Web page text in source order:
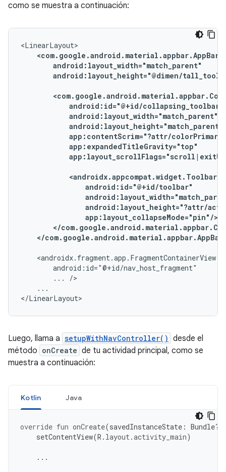
como se muestra a continuación:
android:layout_height="@dimen/
</
...
...
</LinearLayout>
Luego, llama a setupWithNavController() desde el
método onCreate de tu actividad principal, como se
muestra a continuación:
Kotlin Java
override fun onCreate(savedInstanceState : Bundle?)
setContentView(R . layout.activity_main)
...